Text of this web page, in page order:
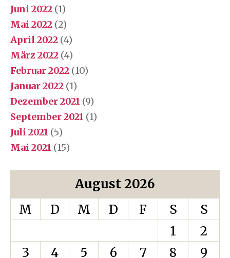
Juni 2022 (1)
Mai 2022 (2)
April 2022 (4)
März 2022 (4)
Februar 2022 (10)
Januar 2022 (1)
Dezember 2021 (9)
September 2021 (1)
Juli 2021 (5)
Mai 2021 (15)
August 2026
M
D M D F S
S
1
2
3
4 5 6 7 8
9